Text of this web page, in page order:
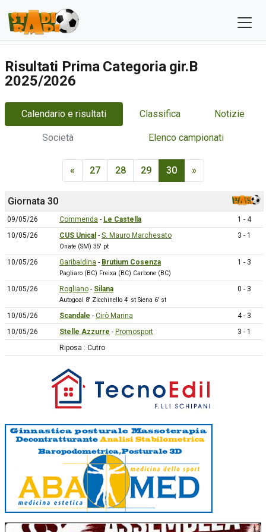
Risultati Prima Categoria gir.B
2025/2026
Calendario e risultati Classifica Notizie
Società Elenco campionati
« 27 28 29 30 »
Giornata 30
09/05/26 Commenda - Le Castella
1 - 4
10/05/26
CUS Unical - S. Mauro Marchesato
Onate (SM) 35' pt
3 - 1
10/05/26 Garibaldina - Brutium Cosenza
Pagliaro (BC) Freixa (BC) Carbone (BC)
1 - 3
10/05/26 Rogliano - Silana
Autogoal 8' Zicchinello 4' st Siena 6' st
0 - 3
10/05/26 Scandale - Cirò Marina
4 - 3
10/05/26
Stelle Azzurre - Promosport
3 - 1
Riposa : Cutro